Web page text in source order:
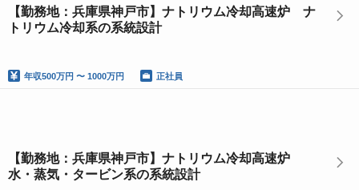
【勤務地：兵庫県神戸市】ナトリウム冷却高速炉 ナ
トリウム冷却系の系統設計
年収500万円 〜 1000万円 正社員
【勤務地：兵庫県神戸市】ナトリウム冷却高速炉
水・蒸気・タービン系の系統設計